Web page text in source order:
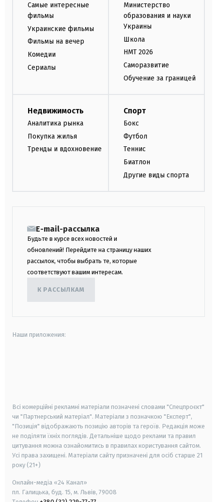
Самые интересные
фильмы
Украинские фильмы
Фильмы на вечер
Комедии
Сериалы
Министерство
образования и науки
Украины
Школа
НМТ 2026
Саморазвитие
Обучение за границей
Недвижимость
Аналитика рынка
Покупка жилья
Тренды и вдохновение
Спорт
Бокс
Футбол
Теннис
Биатлон
Другие виды спорта
E-mail-рассылка
Будьте в курсе всех новостей и
обновлений! Перейдите на страницу наших
рассылок, чтобы выбрать те, которые
соответствуют вашим интересам.
К РАССЫЛКАМ
Наши приложения:
Всі комерційні рекламні матеріали позначені словами "Спецпроєкт"
чи "Партнерський матеріал". Матеріали з позначкою "Експерт",
"Позиція" відображають позицію авторів та героїв. Редакція може
не поділяти їхніх поглядів. Детальніше щодо реклами та правил
цитування можна ознайомитись в правилах користування сайтом.
Усі права захищені. Матеріали сайту призначені для осіб старше 21
року (21+)
Онлайн-медіа «24 Канал»
пл. Галицька, буд. 15, м. Львів, 79008